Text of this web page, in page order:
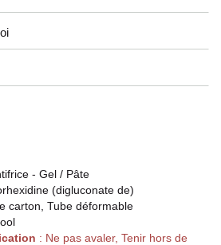
brosses à dents CURAL®, brosses
de bouche fruit de la collaboration
principalement en Suisse et en
naturel et non abrasif au
du groupe de proposer des
service d’ une hygiène bucco-
Baby, c’ est au service des
engage. Ces produits bio-fonctionnels
son éveil dès la naissance et jusqu’à
en 2013.
- Gel / Pâte
(digluconate de)
carton, Tube déformable
: Ne pas avaler, Tenir hors de